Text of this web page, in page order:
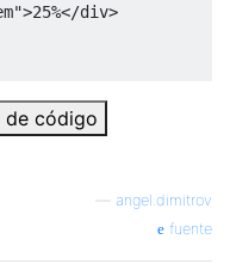
>25%</div>
de código
angel.dimitrov
fuente